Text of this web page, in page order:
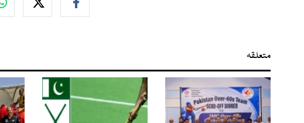
متعلقہ